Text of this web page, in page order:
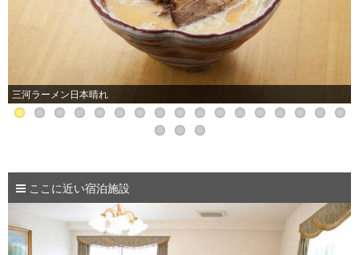
三河ラーメン日本晴れ
ここに近い宿泊施設